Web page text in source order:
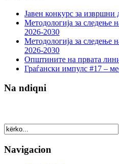
Јавен конкурс за извршни
Методологија за следење
2026-2030
Методологија за следење
2026-2030
Општините на првата
Граѓански импулс #17 –
Na ndiqni
Navigacion